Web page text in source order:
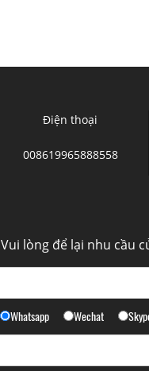
Điện thoại
008619965888558
Vui lòng để lại nhu cầu
Whatsapp Wechat